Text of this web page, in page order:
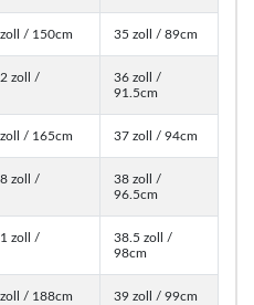
/ 150cm 35 zoll / 89cm
zoll /
36 zoll /
91.5cm
/ 165cm 37 zoll / 94cm
zoll /
38 zoll /
96.5cm
zoll /
38.5 zoll /
98cm
/ 188cm 39 zoll / 99cm